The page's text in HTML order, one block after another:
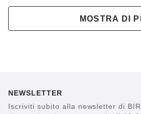
MOSTRA DI
NEWSLETTER
Iscriviti subito alla newsletter di